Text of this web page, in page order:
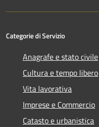
Categorie di Servizio
Anagrafe e stato civile
Cultura e tempo libero
Vita lavorativa
Imprese e Commercio
Catasto e urbanistica